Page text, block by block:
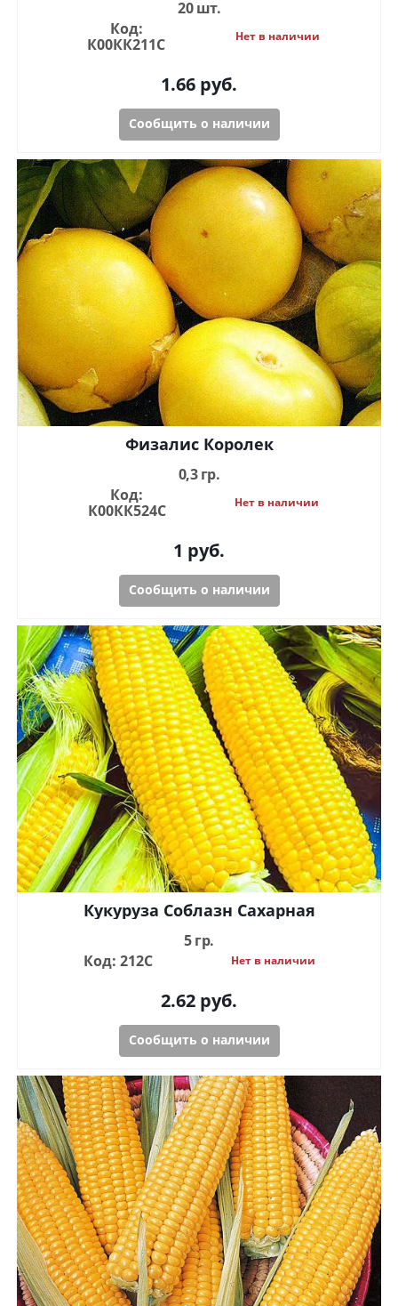
20 шт.
Код:
К00КК211С
Нет в наличии
1.66 руб.
Сообщить о наличии
Физалис Королек
0,3 гр.
Код:
К00КК524С
Нет в наличии
1 руб.
Сообщить о наличии
Кукуруза Соблазн Сахарная
5 гр.
Код: 212С
Нет в наличии
2.62 руб.
Сообщить о наличии